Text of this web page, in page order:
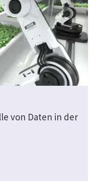
von Daten in der